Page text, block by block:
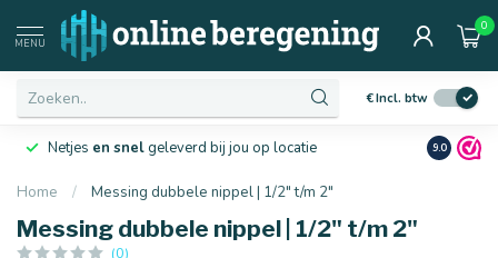
MENU
0
€Incl. btw
Netjes en snelgeleverd bij jou op locatie Ruim10
9.0
Home / Messing dubbele nippel | 1/2" t/m 2"
Messing dubbele nippel | 1/2" t/m 2"
(0)